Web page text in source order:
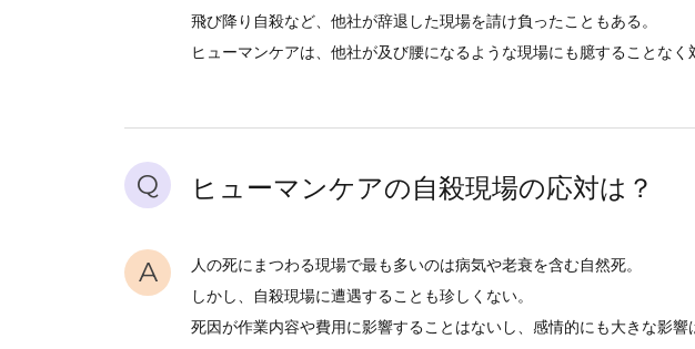
飛び降り自殺など、他社が辞退した現場を請け負ったこともある。
ヒューマンケアは、他社が及び腰になるような現場にも臆することなく
Q ヒューマンケアの自殺現場の応対は？
A
人の死にまつわる現場で最も多いのは病気や老衰を含む自然死。
しかし、自殺現場に遭遇することも珍しくない。
死因が作業内容や費用に影響することはないし、感情的にも大きな影響